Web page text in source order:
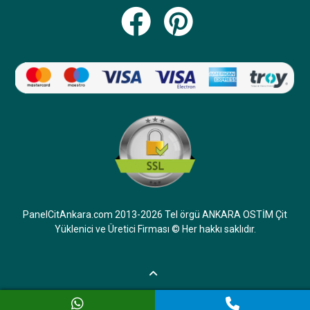
Beğenmedim 0 |
Tel Bahçe Kapısı Fiyatları
ayrı tek kanatlı tel çit bahçe kapısı yapılması için fiyat
teklifi topluyoruz, kapı örneklerinizi gördük çok güzel
ve civarımızda sizin tabelanızı da gördüm web site
adresinizi oradan buldum, mail adresinize iletişim
bilgilerimizi gönderiyorum, dişlerimizi tel çit kapı
fiyatları için detaylı bir teklif fiyatı almak istiyorum iyi
çalışmalar
PanelCitAnkara.com 2013-2026 Tel örgü ANKARA OSTİM Çit
Yüklenici ve Üretici Firması © Her hakkı saklıdır.